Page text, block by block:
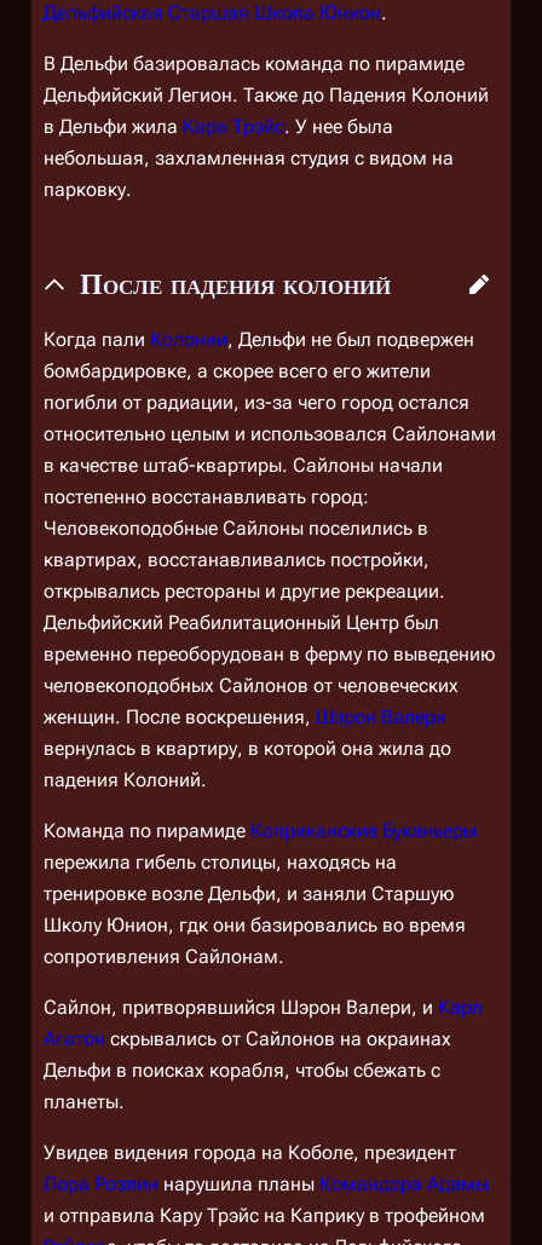
Дельфийская Старшая Школа Юнион.
В Дельфи базировалась команда по пирамиде
Дельфийский Легион. Также до Падения Колоний
в Дельфи жила Кара Трэйс. У нее была
небольшая, захламленная студия с видом на
парковку.
После падения колоний
Когда пали Колонии, Дельфи не был подвержен
бомбардировке, а скорее всего его жители
погибли от радиации, из-за чего город остался
относительно целым и использовался Сайлонами
в качестве штаб-квартиры. Сайлоны начали
постепенно восстанавливать город:
Человекоподобные Сайлоны поселились в
квартирах, восстанавливались постройки,
открывались рестораны и другие рекреации.
Дельфийский Реабилитационный Центр был
временно переоборудован в ферму по выведению
человекоподобных Сайлонов от человеческих
женщин. После воскрешения, Шэрон Валери
вернулась в квартиру, в которой она жила до
падения Колоний.
Команда по пирамиде Каприканские Буканьеры
пережила гибель столицы, находясь на
тренировке возле Дельфи, и заняли Старшую
Школу Юнион, гдк они базировались во время
сопротивления Сайлонам.
Сайлон, притворявшийся Шэрон Валери, и Карл
Агатон скрывались от Сайлонов на окраинах
Дельфи в поисках корабля, чтобы сбежать с
планеты.
Увидев видения города на Коболе, президент
Лора Розлин нарушила планы Командора Адамы
и отправила Кару Трэйс на Каприку в трофейном